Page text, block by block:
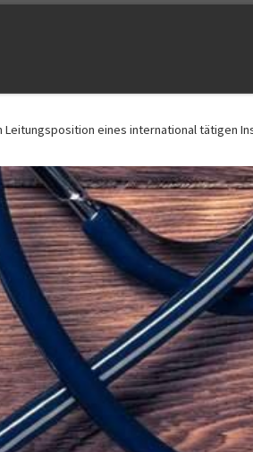
eines international tätigen